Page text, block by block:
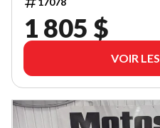
1 805 $
VOIR